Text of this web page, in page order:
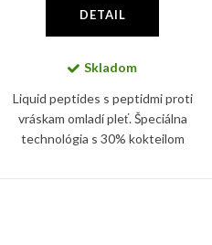
DETAIL
Skladom
Liquid peptides s peptidmi proti
vráskam omladí pleť. Špeciálna
technológia s 30% kokteilom